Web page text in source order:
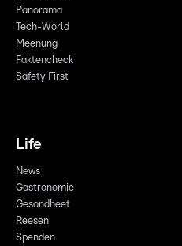
Panorama
Tech-World
Meenung
Faktencheck
Safety First
Life
News
Gastronomie
Gesondheet
Reesen
Spenden